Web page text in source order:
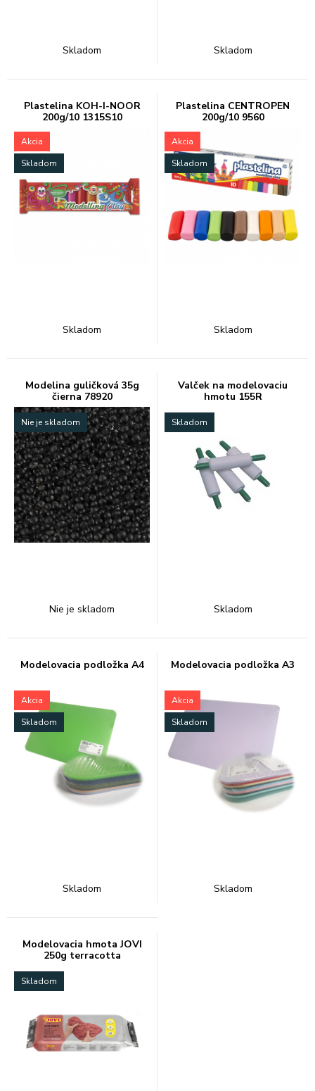
Skladom Skladom
Plastelina KOH-I-NOOR
200g/10 1315S10
Akcia
Skladom
Skladom
Plastelina CENTROPEN
200g/10 9560
Akcia
Skladom
Skladom
Modelina guličková 35g
čierna 78920
Nie je skladom
Nie je skladom
Valček na modelovaciu
hmotu 155R
Skladom
Skladom
Modelovacia podložka A4
Akcia
Skladom
Skladom
Modelovacia podložka A3
Akcia
Skladom
Skladom
Modelovacia hmota JOVI
250g terracotta
Skladom